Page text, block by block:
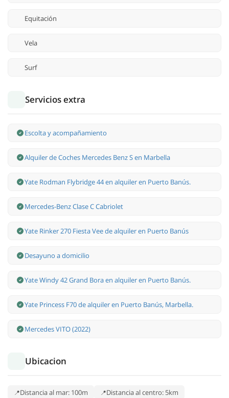
Equitación
Vela
Surf
Servicios extra
Escolta y acompañamiento
Alquiler de Coches Mercedes Benz S en Marbella
Yate Rodman Flybridge 44 en alquiler en Puerto Banús.
Mercedes-Benz Clase С Cabriolet
Yate Rinker 270 Fiesta Vee de alquiler en Puerto Banús
Desayuno a domicilio
Yate Windy 42 Grand Bora en alquiler en Puerto Banús.
Yate Princess F70 de alquiler en Puerto Banús, Marbella.
Mercedes VITO (2022)
Ubicacion
Distancia al mar: 100m Distancia al centro: 5km